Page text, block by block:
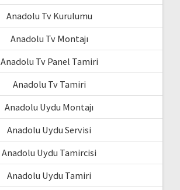
Anadolu Tv Kurulumu
Anadolu Tv Montajı
Anadolu Tv Panel Tamiri
Anadolu Tv Tamiri
Anadolu Uydu Montajı
Anadolu Uydu Servisi
Anadolu Uydu Tamircisi
Anadolu Uydu Tamiri